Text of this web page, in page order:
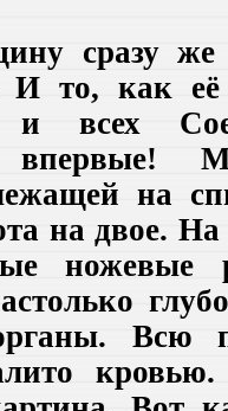
сразу же
то, как её
всех
на
на двое.
ножевые
Всю